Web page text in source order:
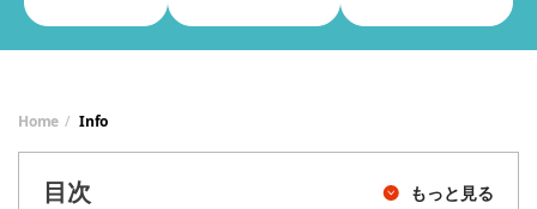
Home Info
目次 もっと見る